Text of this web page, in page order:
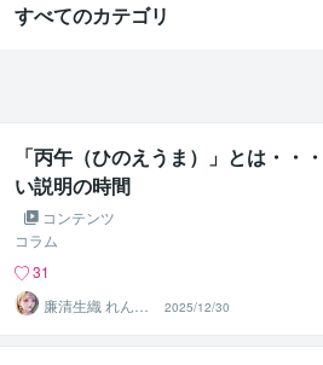
すべてのカテゴリ
「丙午（ひのえうま）」とは・・
い説明の時間
コンテンツ
コラム
31
廉清生織 れんせ
い さき
2025/12/30